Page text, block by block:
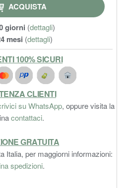
ACQUISTA
giorni (dettagli)
mesi (dettagli)
100% SICURI
CLIENTI
su WhatsApp, oppure visita la
contattaci.
GRATUITA
Italia, per maggiorni informazioni:
spedizioni.